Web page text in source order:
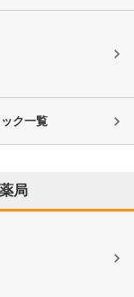
ク一覧
局